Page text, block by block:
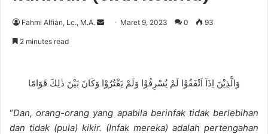
Fahmi Alfian, Lc., M.A.
a
m
Maret 9, 2023 0 93
2 minutes read
وَالَّذِيْنَ اِذَآ اَنْفَقُوْا لَمْ يُسْرِفُوْا وَلَمْ يَقْتُرُوْا وَكَانَ بَيْنَ ذٰلِكَ قَوَامًا
“Dan, orang-orang yang apabila berinfak tidak berlebihan
dan tidak (pula) kikir. (Infak mereka) adalah pertengahan